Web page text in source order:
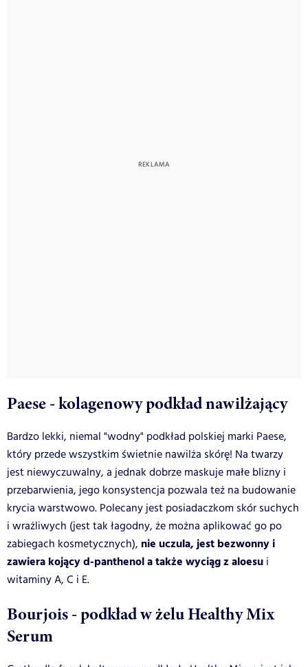
Paese - kolagenowy podkład nawilżający
Bardzo lekki, niemal "wodny" podkład polskiej marki Paese,
który przede wszystkim świetnie nawilża skórę! Na twarzy
jest niewyczuwalny, a jednak dobrze maskuje małe blizny i
przebarwienia, jego konsystencja pozwala też na budowanie
krycia warstwowo. Polecany jest posiadaczkom skór suchych
i wrażliwych (jest tak łagodny, że można aplikować go po
zabiegach kosmetycznych), nie uczula, jest bezwonny i
zawiera kojący d-panthenol a także wyciąg z aloesu i
witaminy A, C i E.
Bourjois - podkład w żelu Healthy Mix
Serum